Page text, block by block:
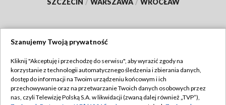
SZCZECIN / WARSZAWA / WROCŁAW
TVP
Abonament TVP
Regulamin TVP
Szanujemy Twoją prywatność
Kliknij "Akceptuję i przechodzę do serwisu", aby wyrazić zgody na
korzystanie z technologii automatycznego śledzenia i zbierania danych,
dostęp do informacji na Twoim urządzeniu końcowym i ich
przechowywanie oraz na przetwarzanie Twoich danych osobowych przez
nas, czyli Telewizję Polską S.A. w likwidacji (zwaną dalej również „TVP”),